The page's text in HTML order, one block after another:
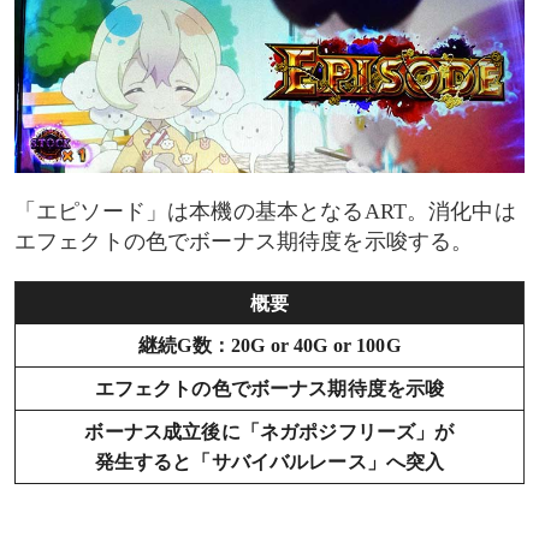
「エピソード」は本機の基本となるART。消化中は
エフェクトの色でボーナス期待度を示唆する。
概要
継続G数：20G or 40G or 100G
エフェクトの色でボーナス期待度を示唆
ボーナス成立後に「ネガポジフリーズ」が
発生すると「サバイバルレース」へ突入